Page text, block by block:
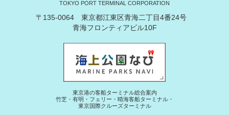
TOKYO PORT TERMINAL CORPORATION
〒135-0064 東京都江東区青海二丁目4番24号
青海フロンティアビル10F
東京港の客船ターミナル総合案内
竹芝・有明・フェリー・晴海客船ターミナル・
東京国際クルーズターミナル